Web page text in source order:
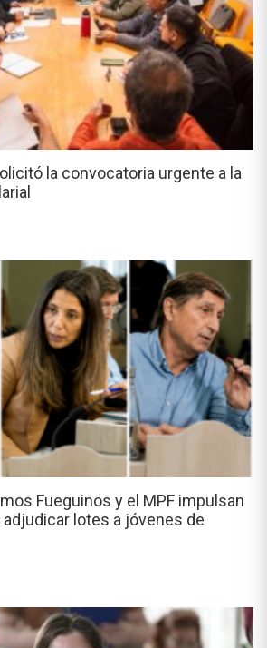
la convocatoria urgente a la
Fueguinos y el MPF impulsan
adjudicar lotes a jóvenes de